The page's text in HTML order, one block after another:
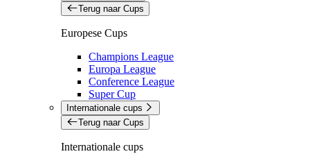
Terug naar Cups
Europese Cups
Champions League
Europa League
Conference League
Super Cup
Internationale cups
Terug naar Cups
Internationale cups